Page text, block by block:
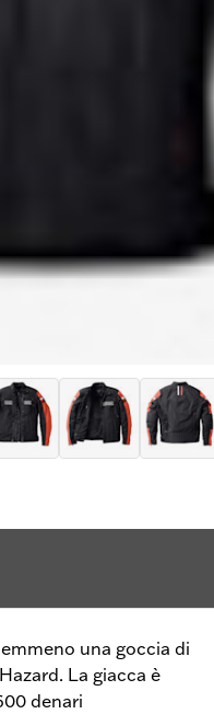
una goccia di
La giacca è
denari